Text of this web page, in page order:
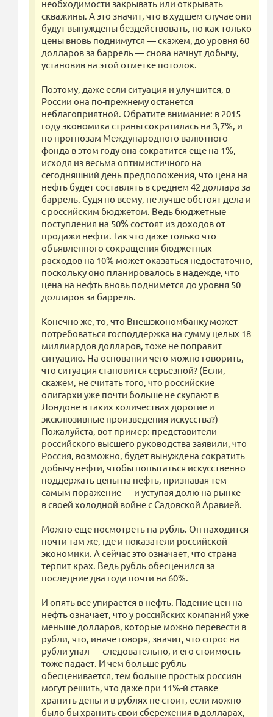
необходимости закрывать или открывать
скважины. А это значит, что в худшем случае они
будут вынуждены бездействовать, но как только
цены вновь поднимутся — скажем, до уровня 60
долларов за баррель — снова начнут добычу,
установив на этой отметке потолок.
Поэтому, даже если ситуация и улучшится, в
России она по-прежнему останется
неблагоприятной. Обратите внимание: в 2015
году экономика страны сократилась на 3,7%, и
по прогнозам Международного валютного
фонда в этом году она сократится еще на 1%,
исходя из весьма оптимистичного на
сегодняшний день предположения, что цена на
нефть будет составлять в среднем 42 доллара за
баррель. Судя по всему, не лучше обстоят дела и
с российским бюджетом. Ведь бюджетные
поступления на 50% состоят из доходов от
продажи нефти. Так что даже только что
объявленного сокращения бюджетных
расходов на 10% может оказаться недостаточно,
поскольку оно планировалось в надежде, что
цена на нефть вновь поднимется до уровня 50
долларов за баррель.
Конечно же, то, что Внешэкономбанку может
потребоваться господдержка на сумму целых 18
миллиардов долларов, тоже не поправит
ситуацию. На основании чего можно говорить,
что ситуация становится серьезной? (Если,
скажем, не считать того, что российские
олигархи уже почти больше не скупают в
Лондоне в таких количествах дорогие и
эксклюзивные произведения искусства?)
Пожалуйста, вот пример: представители
российского высшего руководства заявили, что
Россия, возможно, будет вынуждена сократить
добычу нефти, чтобы попытаться искусственно
поддержать цены на нефть, признавая тем
самым поражение — и уступая долю на рынке —
в своей холодной войне с Садовской Аравией.
Можно еще посмотреть на рубль. Он находится
почти там же, где и показатели российской
экономики. А сейчас это означает, что страна
терпит крах. Ведь рубль обесценился за
последние два года почти на 60%.
И опять все упирается в нефть. Падение цен на
нефть означает, что у российских компаний уже
меньше долларов, которые можно перевести в
рубли, что, иначе говоря, значит, что спрос на
рубли упал — следовательно, и его стоимость
тоже падает. И чем больше рубль
обесценивается, тем больше простых россиян
могут решить, что даже при 11%-й ставке
хранить деньги в рублях не стоит, если можно
было бы хранить свои сбережения в долларах,